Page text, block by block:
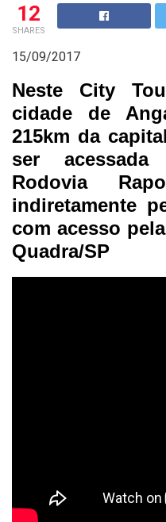
12
SHARES
15/09/2017
Neste City
cidade de
215km da
ser acessada
Rodovia
indiretamente
com acesso
Quadra/SP